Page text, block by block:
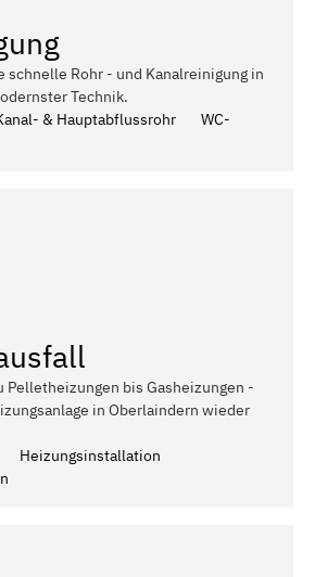
schnelle Rohr - und Kanalreinigung in
Technik.
& Hauptabflussrohr
WC-
Pelletheizungen bis Gasheizungen -
in Oberlaindern wieder
Heizungsinstallation